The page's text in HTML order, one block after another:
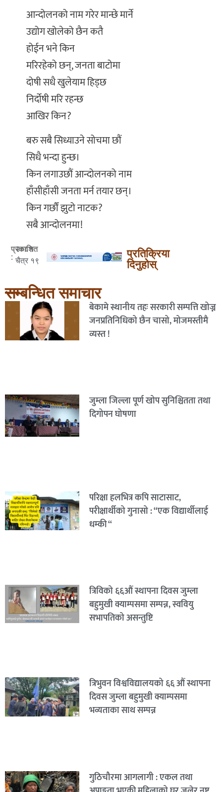
आन्दोलनको नाम गरेर मान्छे मार्ने
उद्योग खोलेको छैन कतै
होईन भने किन
मरिरहेको छन्, जनता बाटोमा
दोषी सधै खुलेयाम हिड्छ
निर्दोषी मरि रहन्छ
आखिर किन?
बरु सबै सिध्याउने सोचमा छौं
सिधै भन्दा हुन्छ।
किन लगाउछौं आन्दोलनको नाम
हाँसीहाँसी जनता मर्न तयार छन्।
किन गर्छौं झुटो नाटक?
सबै आन्दोलनमा!
प्रकाशित
:
२०८१
चैत्र १९
प्रतिक्रिया
दिनुहोस्
सम्बन्धित समाचार
बेकामे स्थानीय तहः सरकारी सम्पत्ति खोज्न
जनप्रतिनिधिको छैन चासो, मोजमस्तीमै
व्यस्त !
जुम्ला जिल्ला पूर्ण खोप सुनिश्चितता तथा
दिगोपन घोषणा
परिक्षा हलभित्र कपि साटासाट,
परीक्षार्थीको गुनासो : “एक विद्यार्थीलाई
धम्की “
त्रिविको ६६औं स्थापना दिवस जुम्ला
बहुमुखी क्याम्पसमा सम्पन्न, स्ववियु
सभापतिको असन्तुष्टि
त्रिभुवन विश्वविद्यालयको ६६ औं स्थापना
दिवस जुम्ला बहुमुखी क्याम्पसमा
भव्यताका साथ सम्पन्न
गुठिचौरमा आगलागी : एकल तथा